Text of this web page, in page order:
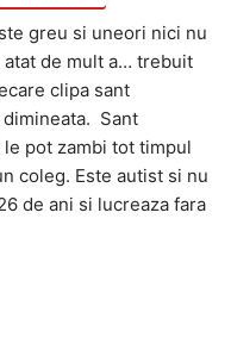
greu si uneori nici nu
atat de mult a… trebuit
clipa sant
dimineata. Sant
pot zambi tot timpul
coleg. Este autist si nu
de ani si lucreaza fara